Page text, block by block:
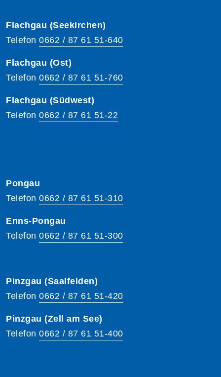
Flachgau (Seekirchen)
Telefon 0662 / 87 61 51-640
Flachgau (Ost)
Telefon 0662 / 87 61 51-760
Flachgau (Südwest)
Telefon 0662 / 87 61 51-22
Pongau
Telefon 0662 / 87 61 51-310
Enns-Pongau
Telefon 0662 / 87 61 51-300
Pinzgau (Saalfelden)
Telefon 0662 / 87 61 51-420
Pinzgau (Zell am See)
Telefon 0662 / 87 61 51-400